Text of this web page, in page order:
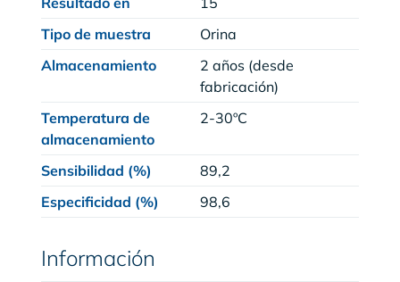
Tipo de muestra
Orina
Almacenamiento
2 años (desde
fabricación)
Temperatura de
almacenamiento
2-30ºC
Sensibilidad (%)
89,2
Especificidad (%)
98,6
Información